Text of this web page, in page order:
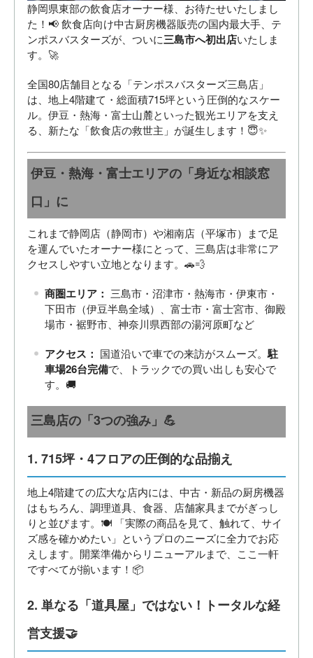
静岡県東部の飲食店オーナー様、お待たせいたしまし
た！📢 飲食店向け中古厨房機器販売の国内最大手、テ
ンポスバスターズが、ついに三島市へ初出店いたしま
す。🚀
全国80店舗目となる「テンポスバスターズ三島店」
は、地上4階建て・総面積715坪という圧倒的なスケー
ル。伊豆・熱海・富士山麓といった観光エリアを支え
る、新たな「飲食店の救世主」が誕生します！😇✨
伊豆・熱海・富士エリアの「身近な相談窓
口」に
これまで静岡店（静岡市）や湘南店（平塚市）まで足
を運んでいたオーナー様にとって、三島店は非常にア
クセスしやすい立地となります。🚗💨
商圏エリア： 三島市・沼津市・熱海市・伊東市・
下田市（伊豆半島全域）、富士市・富士宮市、御殿
場市・裾野市、神奈川県西部の湯河原町など
アクセス： 国道沿いで車での来訪がスムーズ。駐
車場26台完備で、トラックでの買い出しも安心で
す。🚚
三島店の「3つの強み」💪
1. 715坪・4フロアの圧倒的な品揃え
地上4階建ての広大な店内には、中古・新品の厨房機器
はもちろん、調理道具、食器、店舗家具までがぎっし
りと並びます。🍽️ 「実際の商品を見て、触れて、サイ
ズ感を確かめたい」というプロのニーズに全力でお応
えします。開業準備からリニューアルまで、ここ一軒
ですべてが揃います！📦
2. 単なる「道具屋」ではない！トータルな経
営支援🤝